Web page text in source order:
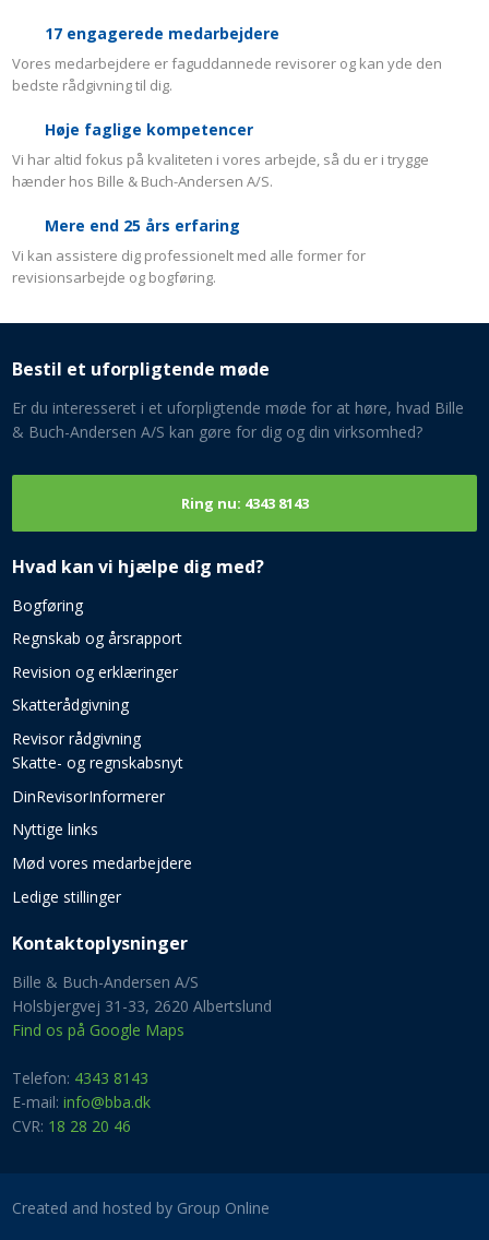
17 engagerede medarbejdere
Vores medarbejdere er faguddannede revisorer og kan yde den
bedste rådgivning til dig.
Høje faglige kompetencer
Vi har altid fokus på kvaliteten i vores arbejde, så du er i trygge
hænder hos Bille & Buch-Andersen A/S.
​Mere end 25 års erfaring
Vi kan assistere dig professionelt med alle former for
revisionsarbejde og bogføring.
Bestil et uforpligtende møde
Er du interesseret i et uforpligtende møde for at høre, hvad Bille
& Buch-Andersen A/S kan gøre for dig og din virksomhed​?
Ring nu: 4343 8143​
Hvad kan vi hjælpe dig med?​
Bogføring​
Regnskab og årsrapport
Revision og erklæringer
Skatterådgivning
Revisor rådgivning
Skatte- og regnskabsnyt
DinRevisorInformerer
Nyttige links
Mød vores medarbejdere
Ledige stillinger
Kontaktoplysninger​
Bille & Buch-Andersen A/S
Holsbjergvej 31-33, 2620 Albertslund
Find os på Google Maps
Telefon: 4343 8143
E-mail: info@bba.dk
​CVR: 18 28 20 46
Created and hosted by Group Online